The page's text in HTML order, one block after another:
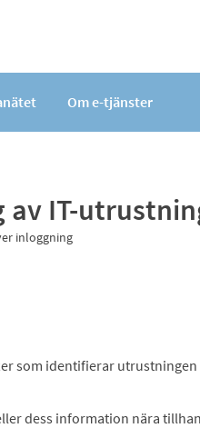
Om e-tjänster
av IT-
inloggning
som identifierar utrustningen
dess information nära